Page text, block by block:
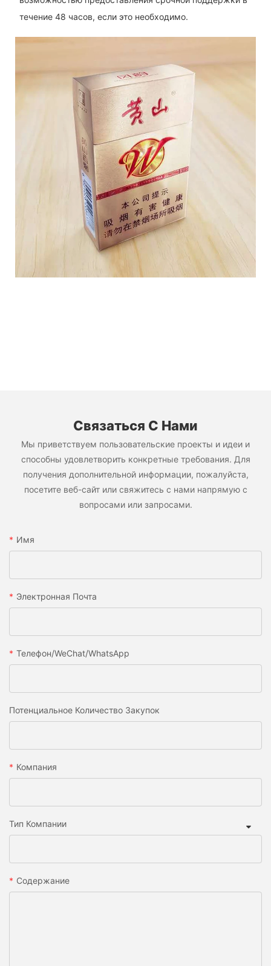
течение 48 часов, если это необходимо.
Связаться С Нами
Мы приветствуем пользовательские проекты и идеи и
способны удовлетворить конкретные требования. Для
получения дополнительной информации, пожалуйста,
посетите веб-сайт или свяжитесь с нами напрямую с
вопросами или запросами.
Имя
Электронная Почта
Телефон/WeChat/WhatsApp
Потенциальное Количество Закупок
Компания
Тип Компании
Содержание